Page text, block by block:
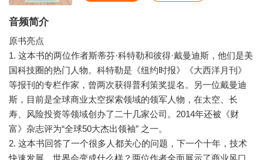
音频简介
原书亮点
1. 这本书的两位作者斯蒂芬·科特勒和彼得·戴曼迪斯，他们是美
国科技圈的热门人物。科特勒是《纽约时报》《大西洋月刊》
等报刊的专栏作家，曾两次获得普利策奖提名。另一位戴曼迪
斯，目前是全球商业太空探索领域的领军人物，在太空、长
寿、风险投资等领域创办了二十几家公司。2014年还被《财
富》杂志评为“全球50大杰出领袖” 之一。
2. 这本书回答了一个很多人都关心的问题，下一个十年，技术
快速发展，世界会变成什么样？两位作者全面展示了商业风口